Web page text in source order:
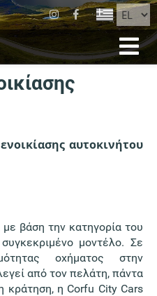
αυτοκινήτου
με βάση την κατηγορία του
μοντέλο. Σε
οχήματος στην
από τον πελάτη, πάντα
κράτηση, η Corfu City Cars